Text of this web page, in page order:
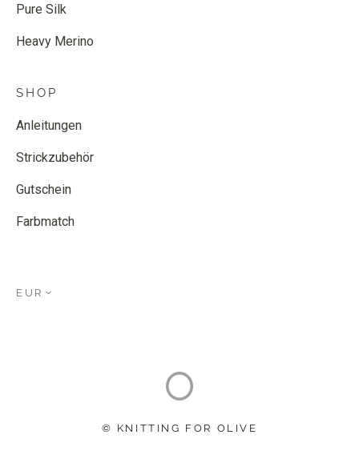
Pure Silk
Heavy Merino
SHOP
Anleitungen
Strickzubehör
Gutschein
Farbmatch
EUR
© KNITTING FOR OLIVE